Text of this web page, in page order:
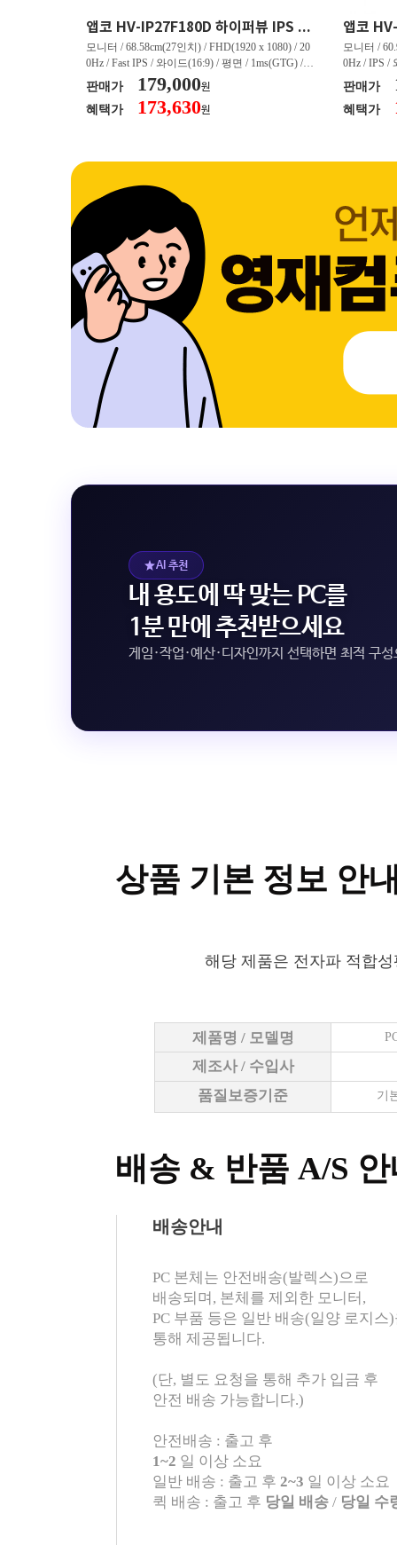
앱코 HV-IP27F180D 하이퍼뷰 IPS FHD 200 HDR 무결점
모니터 / 68.58cm(27인치) / FHD(1920 x 1080) / 20
0Hz / Fast IPS / 와이드(16:9) / 평면 / 1ms(GTG) / 3
50nit / 1,000:1 / 헤드폰 아웃 / LED 조명 / 틸트(상
하) / 6kg / [색상영역] / sRGB:128% / Adobe RGB:8
5% / DCI-P3:91% / NTSC:90% / [게임특화] / 조준
판매가 179,000원
혜택가 173,630원
모니터 /
0Hz / IPS /
50nit /
하) / 4.9kg
80% / DCI-
판매가
혜택가
AI 추천
내 용도에 딱 맞는 PC를
1분 만에 추천받으세요
게임·작업·예산·디자인까지 선택하면 최적 구
배송 & 반품 A/S
PC 본체는 안전배송(발렉스)으로
배송되며, 본체를 제외한 모니터,
PC 부품 등은 일반 배송(일양 로지스
통해 제공됩니다.
(단, 별도 요청을 통해 추가 입금 후
안전 배송 가능합니다.)
안전배송 : 출고 후
1~2 일 이상 소요
일반 배송 : 출고 후 2~3 일 이상 소요
퀵 배송 : 출고 후 당일 배송 / 당일 수
배송안내
상품 기본 정보 안
해당 제품은 전자파 적합
제품명 / 모델명
제조사 / 수입사
품질보증기준
기